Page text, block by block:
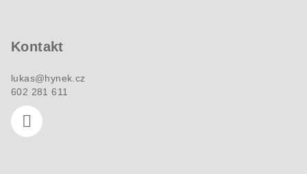
Kontakt
lukas@hynek.cz
602 281 611